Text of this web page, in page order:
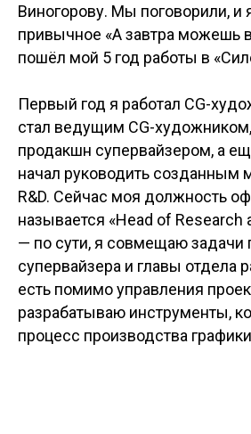
Виногорову. Мы поговорили, и
привычное «А завтра можешь
пошёл мой 5 год работы в
Первый год я работал CG-
стал ведущим CG-
продакшн супервайзером, а
начал руководить созданным
R&D. Сейчас моя должность
называется «Head of Research
— по сути, я совмещаю задачи
супервайзера и главы отдела
есть помимо управления
разрабатываю инструменты,
процесс производства